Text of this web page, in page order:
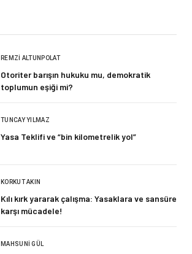
REMZI ALTUNPOLAT
Otoriter barışın hukuku mu, demokratik
toplumun eşiği mi?
TUNCAY YILMAZ
Yasa Teklifi ve “bin kilometrelik yol”
KORKUT AKIN
Kılı kırk yararak çalışma: Yasaklara ve sansüre
karşı mücadele!
MAHSUNI GÜL